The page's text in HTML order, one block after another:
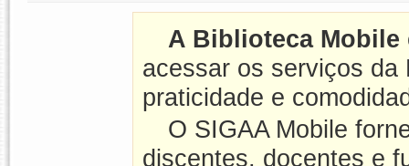
A Biblioteca Mobile
acessar os serviços da
praticidade e
O SIGAA Mobile
discentes, docentes e